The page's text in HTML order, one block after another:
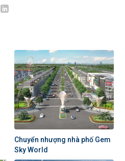
Chuyển nhượng nhà phố Gem
Sky World